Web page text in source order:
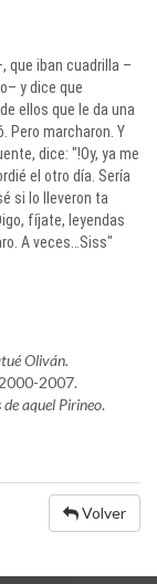
que iban cuadrilla –
y dice que
ellos que le da una
Pero marcharon. Y
dice: "!Oy, ya me
el otro día. Sería
si lo lleveron ta
fíjate, leyendas
A veces…Siss"
Oliván.
2007.
de aquel Pirineo.
Volver